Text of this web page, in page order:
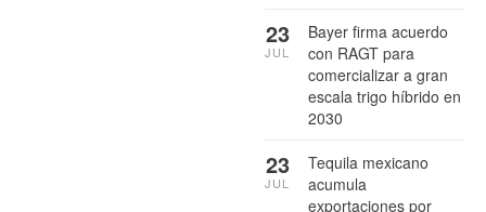
Bayer firma acuerdo
con RAGT para
comercializar a gran
escala trigo híbrido en
2030
23
JUL
Tequila mexicano
acumula
exportaciones por
23
JUL